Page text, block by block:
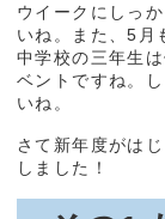
ウイークにしっ
いね。また、5月
中学校の三年生
ベントですね。
いね。
さて新年度がは
しました！